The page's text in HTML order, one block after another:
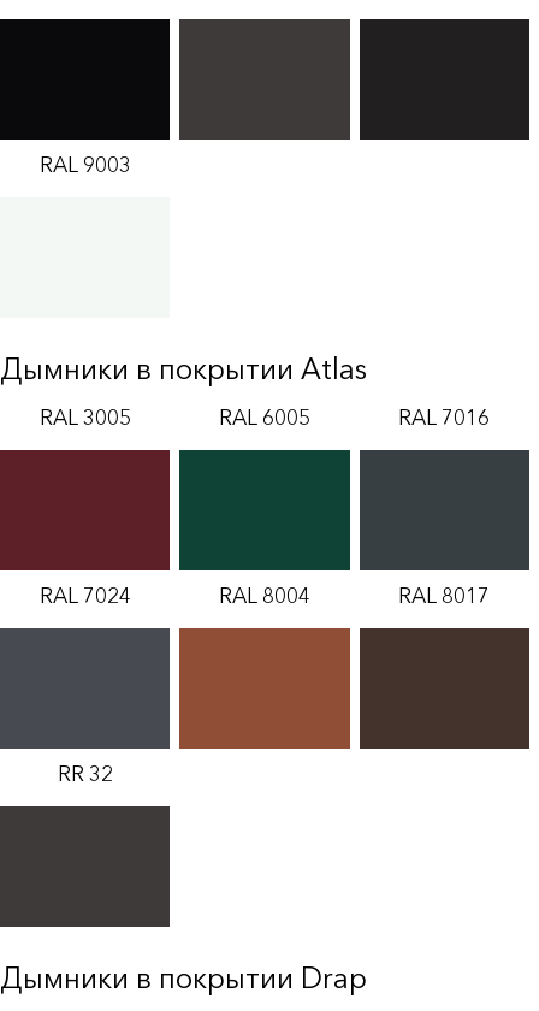
RAL 9003
Дымники в покрытии Atlas
RAL 3005 RAL 6005 RAL 7016
RAL 7024 RAL 8004 RAL 8017
RR 32
Дымники в покрытии Drap